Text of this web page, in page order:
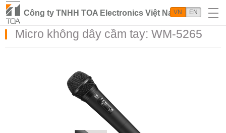
Công ty TNHH TOA Electronics Việt Nam
VN EN
Micro không dây cầm tay: WM-5265